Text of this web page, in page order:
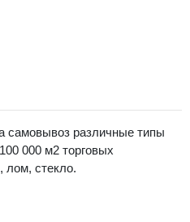
самовывоз различные типы
000 м2 торговых
лом, стекло.